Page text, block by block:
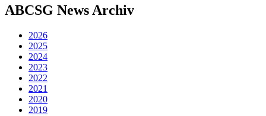
ABCSG News Archiv
2026
2025
2024
2023
2022
2021
2020
2019